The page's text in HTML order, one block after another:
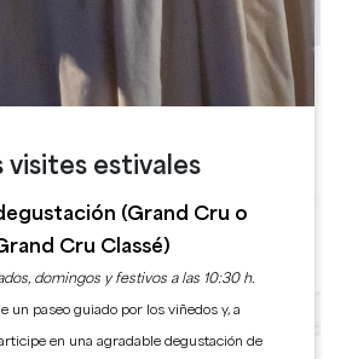
GPS
ETIQUETAS
visites estivales
(Grand Cru o
Cru Classé)
domingos y festivos a las 10:30 h.
un paseo guiado por los viñedos y, a
en una agradable degustación de